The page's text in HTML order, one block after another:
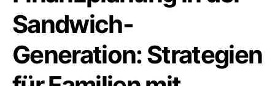
Sandwich-
Generation: Strategien